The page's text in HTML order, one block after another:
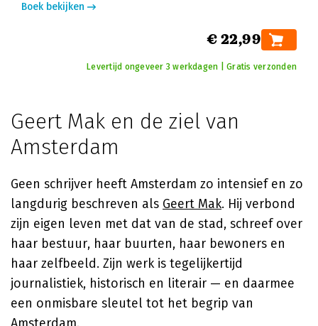
Boek bekijken
€ 22,99
Levertijd ongeveer 3 werkdagen | Gratis verzonden
Geert Mak en de ziel van
Amsterdam
Geen schrijver heeft Amsterdam zo intensief en zo
langdurig beschreven als Geert Mak. Hij verbond
zijn eigen leven met dat van de stad, schreef over
haar bestuur, haar buurten, haar bewoners en
haar zelfbeeld. Zijn werk is tegelijkertijd
journalistiek, historisch en literair — en daarmee
een onmisbare sleutel tot het begrip van